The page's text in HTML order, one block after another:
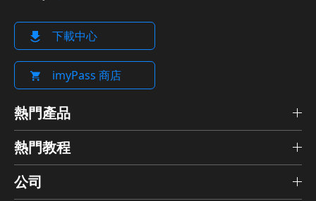
下載中心
imyPass 商店
熱門產品
熱門教程
公司